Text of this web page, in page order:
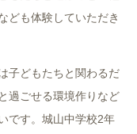
ども体験していただき
子どもたちと関わるだ
過ごせる環境作りなど
です。城山中学校2年